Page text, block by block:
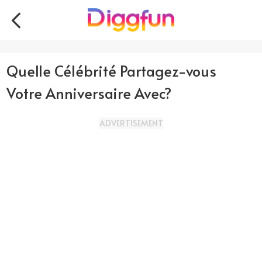
Quelle Célébrité Partagez-vous
Votre Anniversaire Avec?
ADVERTISEMENT